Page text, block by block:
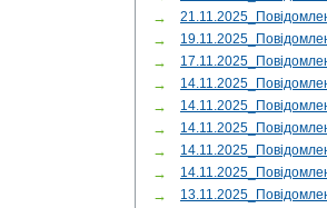
→
→
→
→
→
→
→
→
→